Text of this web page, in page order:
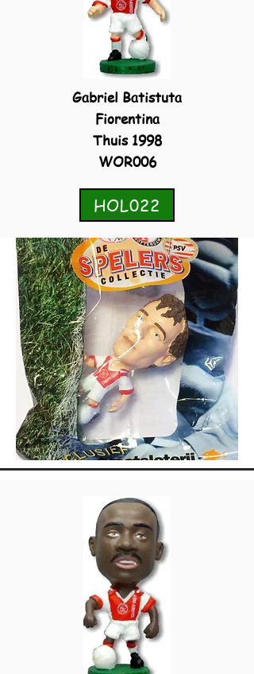
Gabriel Batistuta
Fiorentina
Thuis 1998
WOR006
HOL022